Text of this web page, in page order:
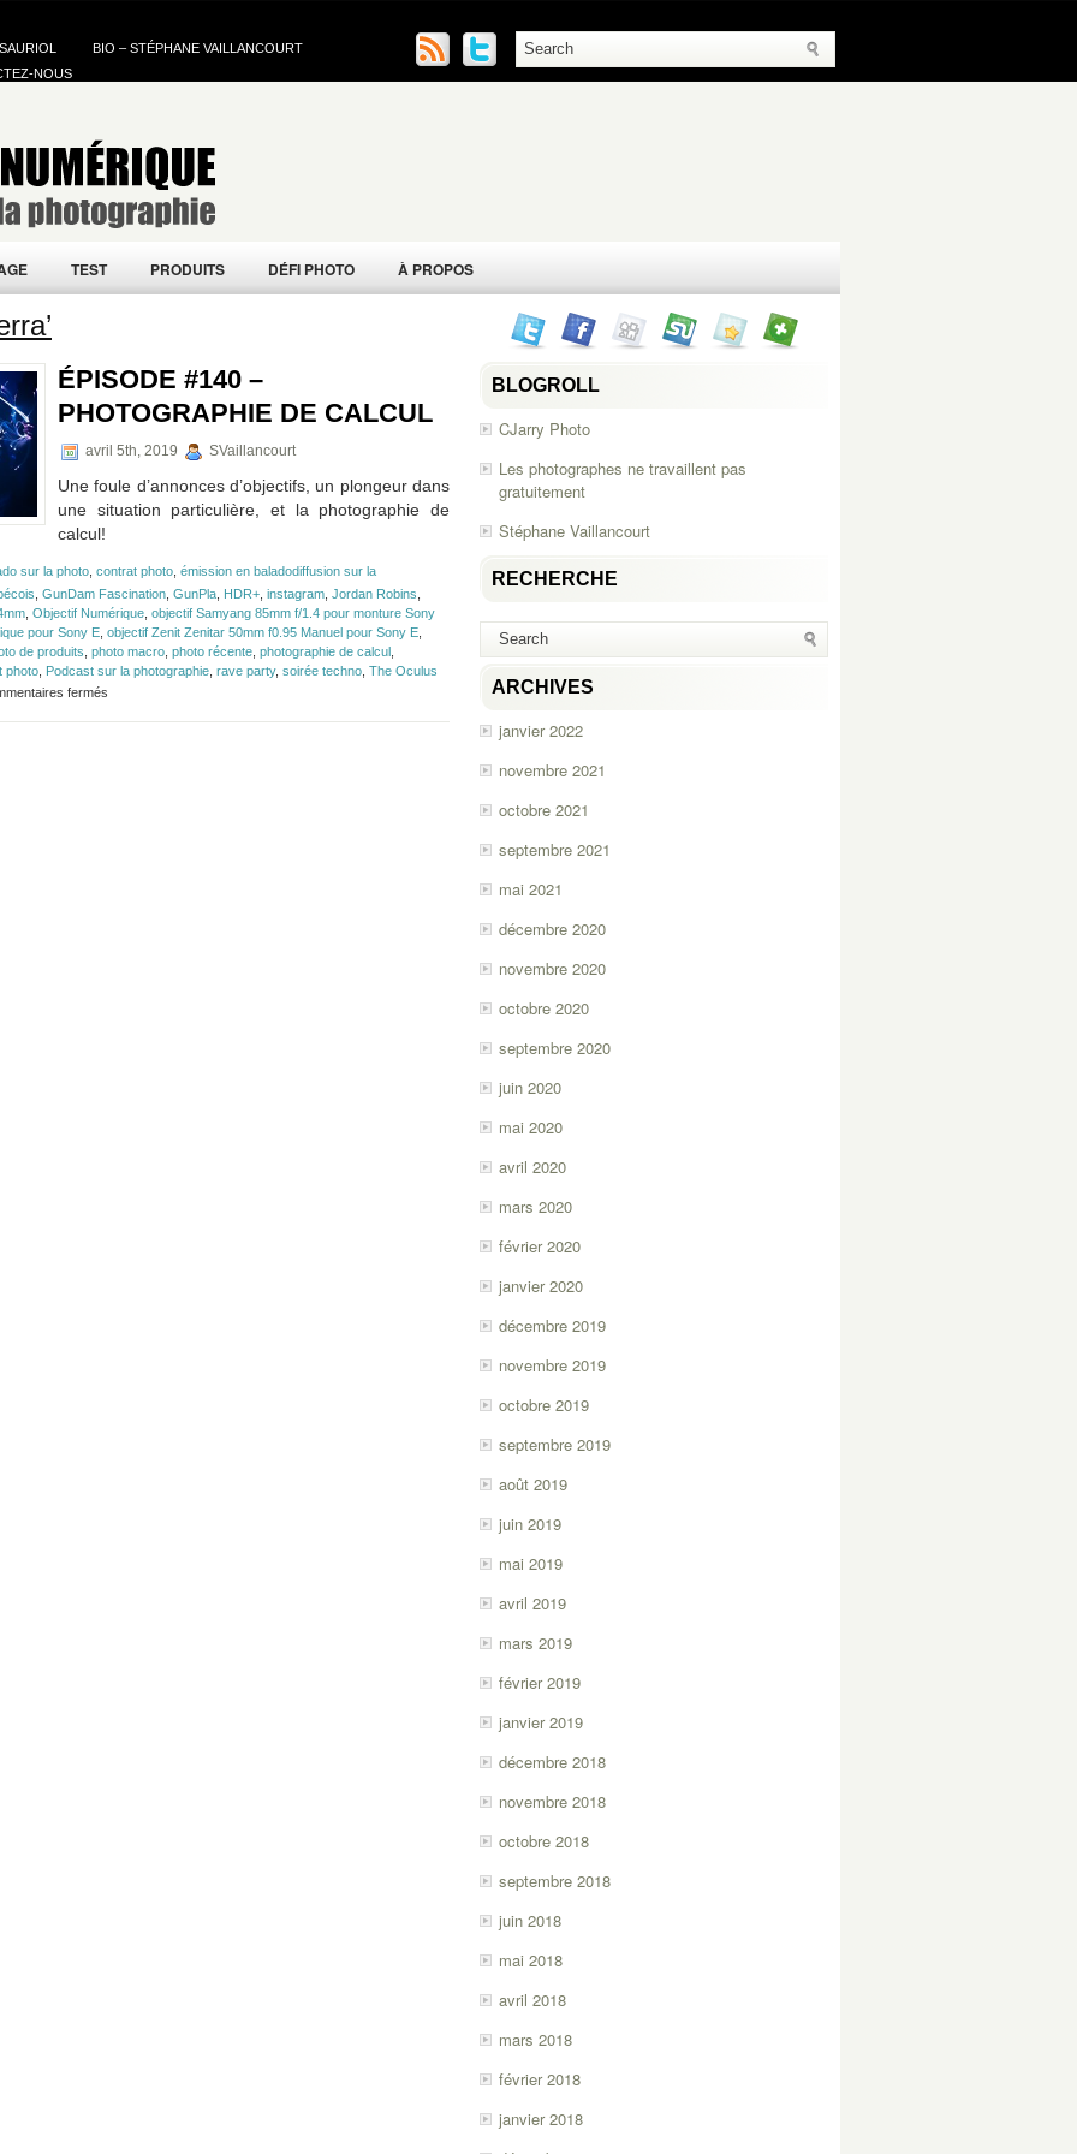
BIO – STÉPHANE VAILLANCOURT
NOUS
TEST PRODUITS DÉFI PHOTO À PROPOS
ÉPISODE #140 –
PHOTOGRAPHIE DE CALCUL
avril 5th, 2019 SVaillancourt
Une foule d’annonces d’objectifs, un plongeur dans
une situation particulière, et la photographie de
calcul!
sur la photo contrat photo émission en baladodiffusion sur la
GunDam Fascination GunPla HDR+ instagram Jordan Robins
Objectif Numérique objectif Samyang 85mm f/1.4 pour monture Sony
pour Sony E objectif Zenit Zenitar 50mm f0.95 Manuel pour Sony E
de produits photo macro photo récente photographie de calcul
photo Podcast sur la photographie rave party, soirée techno The Oculus
fermés
#140
BLOGROLL
CJarry Photo
Les photographes ne travaillent pas
gratuitement
Stéphane Vaillancourt
RECHERCHE
ARCHIVES
janvier 2022
novembre 2021
octobre 2021
septembre 2021
mai 2021
décembre 2020
novembre 2020
octobre 2020
septembre 2020
juin 2020
mai 2020
avril 2020
mars 2020
février 2020
janvier 2020
décembre 2019
novembre 2019
octobre 2019
septembre 2019
août 2019
juin 2019
mai 2019
avril 2019
mars 2019
février 2019
janvier 2019
décembre 2018
novembre 2018
octobre 2018
septembre 2018
juin 2018
mai 2018
avril 2018
mars 2018
février 2018
janvier 2018